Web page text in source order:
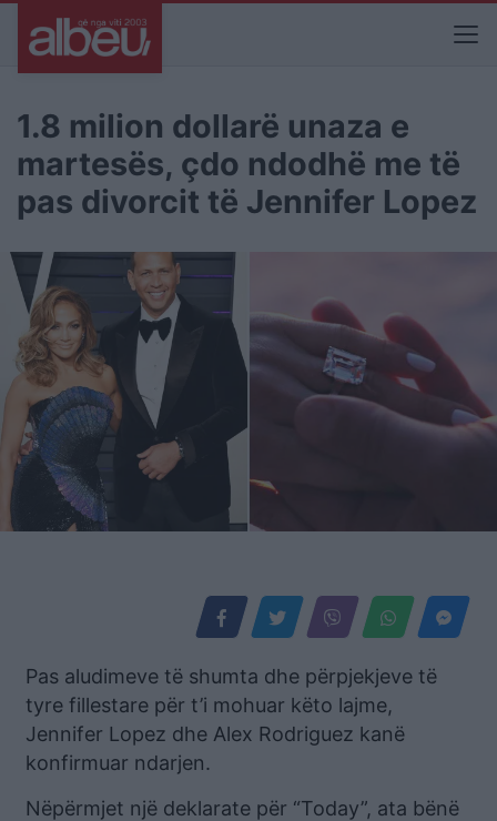
1.8 milion dollarë unaza e
martesës, çdo ndodhë me të
pas divorcit të Jennifer Lopez
Pas aludimeve të shumta dhe përpjekjeve të
tyre fillestare për t’i mohuar këto lajme,
Jennifer Lopez dhe Alex Rodriguez kanë
konfirmuar ndarjen.
Nëpërmjet një deklarate për “Today”, ata bënë